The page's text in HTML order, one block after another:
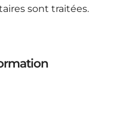
sont traitées.